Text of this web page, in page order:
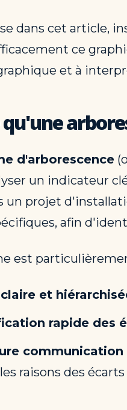
dans cet article,
ce
et à
d'arborescence
un indicateur
un projet
afin
est
et
rapide des
communication
raisons des